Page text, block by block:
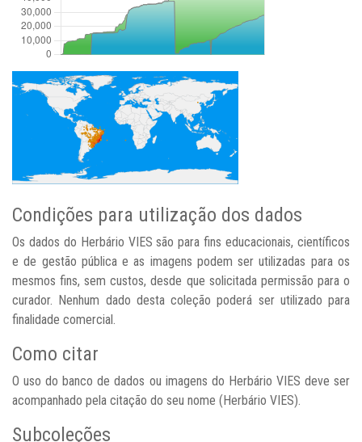
Condições para utilização dos dados
Os dados do Herbário VIES são para fins educacionais, científicos
e de gestão pública e as imagens podem ser utilizadas para os
mesmos fins, sem custos, desde que solicitada permissão para o
curador. Nenhum dado desta coleção poderá ser utilizado para
finalidade comercial.
Como citar
O uso do banco de dados ou imagens do Herbário VIES deve ser
acompanhado pela citação do seu nome (Herbário VIES).
Subcoleções